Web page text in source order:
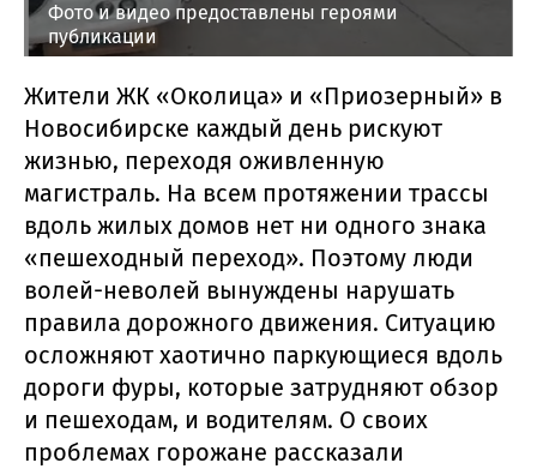
Фото и видео предоставлены героями
публикации
Жители ЖК «Околица» и «Приозерный» в
Новосибирске каждый день рискуют
жизнью, переходя оживленную
магистраль. На всем протяжении трассы
вдоль жилых домов нет ни одного знака
«пешеходный переход». Поэтому люди
волей-неволей вынуждены нарушать
правила дорожного движения. Ситуацию
осложняют хаотично паркующиеся вдоль
дороги фуры, которые затрудняют обзор
и пешеходам, и водителям. О своих
проблемах горожане рассказали